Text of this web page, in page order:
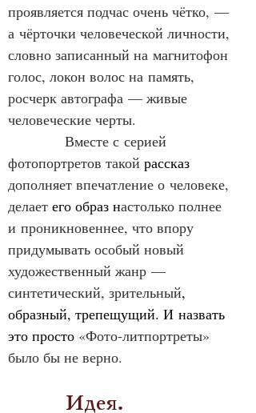
проявляется подчас очень чётко, —
а чёрточки человеческой личности,
словно записанный на магнитофон
голос, локон волос на память,
росчерк автографа — живые
человеческие черты.
Вместе с серией
фотопортретов такой рассказ
дополняет впечатление о человеке,
делает его образ настолько полнее
и проникновеннее, что впору
придумывать особый новый
художественный жанр —
синтетический, зрительный,
образный, трепещущий. И назвать
это просто «Фото‑литпортреты»
было бы не верно.
Идея.